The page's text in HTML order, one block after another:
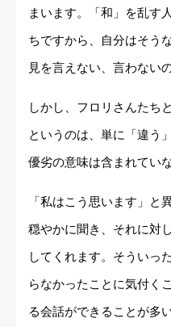
まいます。「和」を乱す
ちですから、自分はそう
見を言えない、言わない
しかし、フロリさんたち
というのは、単に「違う
優劣の意味は含まれてい
「私はこう思います」と
穏やかに聞き、それに対
してくれます。そういっ
らなかったことに気付く
る会話ができることが多